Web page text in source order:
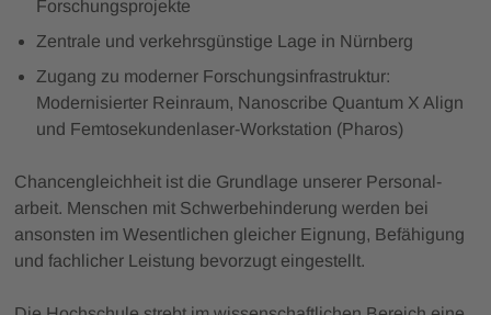
Forschungsprojekte
Zentrale und verkehrsgünstige Lage in Nürnberg
Zugang zu moderner Forschungsinfrastruktur:
Modernisierter Reinraum, Nanoscribe Quantum X Align
und Femtosekundenlaser-Workstation (Pharos)
Chancengleichheit ist die Grundlage unserer Personal­
arbeit. Menschen mit Schwer­behinderung werden bei
ansonsten im Wesent­lichen gleicher Eignung, Befähigung
und fachlicher Leistung bevorzugt eingestellt.